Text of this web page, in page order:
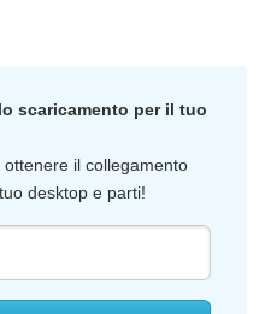
scaricamento per il tuo
il collegamento
desktop e parti!